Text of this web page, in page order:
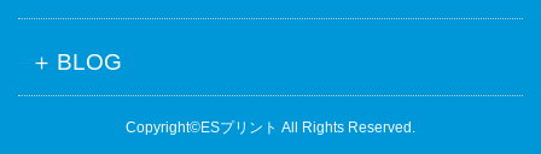
BLOG
Copyright©ESプリント All Rights Reserved.